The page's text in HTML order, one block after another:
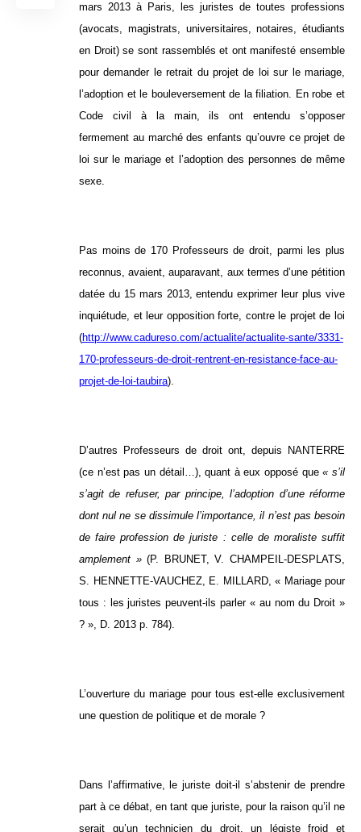
mars 2013 à Paris, les juristes de toutes professions
(avocats, magistrats, universitaires, notaires, étudiants
en Droit) se sont rassemblés et ont manifesté ensemble
pour demander le retrait du projet de loi sur le mariage,
l’adoption et le bouleversement de la filiation. En robe et
Code civil à la main, ils ont entendu s’opposer
fermement au marché des enfants qu’ouvre ce projet de
loi sur le mariage et l’adoption des personnes de même
sexe.
Pas moins de 170 Professeurs de droit, parmi les plus
reconnus, avaient, auparavant, aux termes d’une pétition
datée du 15 mars 2013, entendu exprimer leur plus vive
inquiétude, et leur opposition forte, contre le projet de loi
(http://www.cadureso.com/actualite/actualite-sante/3331-
170-professeurs-de-droit-rentrent-en-resistance-face-au-
projet-de-loi-taubira).
D’autres Professeurs de droit ont, depuis NANTERRE
(ce n’est pas un détail…), quant à eux opposé que« s’il
s’agit de refuser, par principe, l’adoption d’une réforme
dont nul ne se dissimule l’importance, il n’est pas besoin
de faire profession de juriste : celle de moraliste suffit
amplement »(P. BRUNET, V. CHAMPEIL-DESPLATS,
S. HENNETTE-VAUCHEZ, E. MILLARD, « Mariage pour
tous : les juristes peuvent-ils parler « au nom du Droit »
? », D. 2013 p. 784).
L’ouverture du mariage pour tous est-elle exclusivement
une question de politique et de morale ?
Dans l’affirmative, le juriste doit-il s’abstenir de prendre
part à ce débat, en tant que juriste, pour la raison qu’il ne
serait qu’un technicien du droit, un légiste froid et